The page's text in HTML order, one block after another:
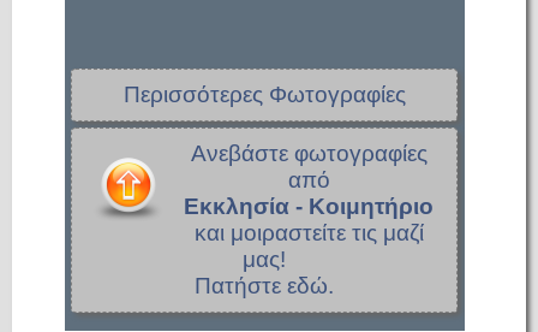
Περισσότερες Φωτογραφίες
Ανεβάστε φωτογραφίες
από
Εκκλησία - Κοιμητήριο
και μοιραστείτε τις μαζί
μας!
Πατήστε εδώ.